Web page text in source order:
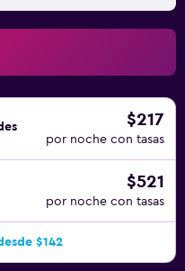
actividades de ocio y
abajo en las
(es posible que se
$217
por noche con tasas
$521
por noche con tasas
$142